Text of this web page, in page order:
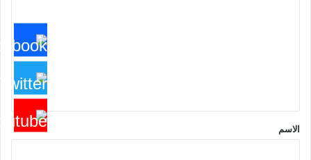
*
الاسم